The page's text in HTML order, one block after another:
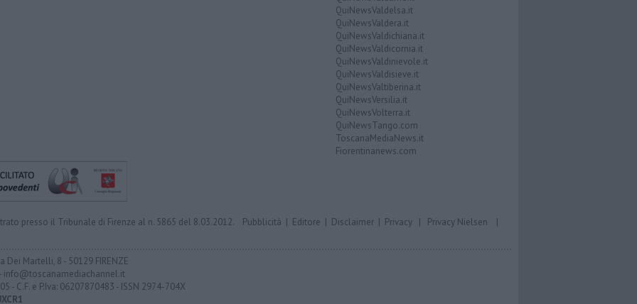
QuiNewsValdelsa.it
QuiNewsValdera.it
QuiNewsValdichiana.it
QuiNewsValdicornia.it
QuiNewsValdinievole.it
QuiNewsValdisieve.it
QuiNewsValtiberina.it
QuiNewsVersilia.it
QuiNewsVolterra.it
QuiNewsTango.com
ToscanaMediaNews.it
Fiorentinanews.com
presso il Tribunale di Firenze al n. 5865 del 8.03.2012. Pubblicità | Editore | Disclaimer | Privacy | Privacy Nielsen |
Dei Martelli, 8 - 50129 FIRENZE
- info@toscanamediachannel.it
- C.F. e P.Iva: 06207870483 - ISSN 2974-704X